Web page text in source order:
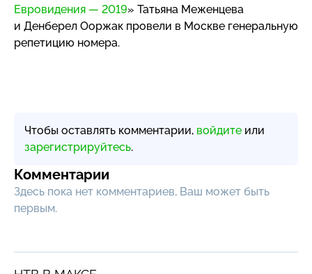
Евровидения — 2019» Татьяна Меженцева
и Денберел Ооржак провели в Москве генеральную
репетицию номера.
Чтобы оставлять комментарии, войдите или
зарегистрируйтесь.
Комментарии
Здесь пока нет комментариев, Ваш может быть
первым.